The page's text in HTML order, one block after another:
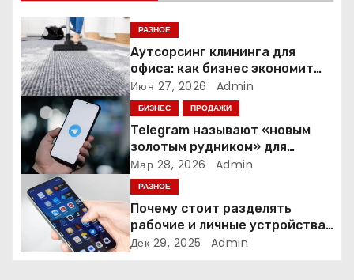
я
п
о
з
а
п
и
с
РАЗНОЕ
Аутсорсинг клининга для
офиса: как бизнес экономит
время и деньги на уборке
Июн 27, 2026 Admin
БИЗНЕС ПРОДАЖИ
Telegram называют «новым
золотым рудником» для
креаторов: как блогеры
создают онлайн-бизнес
Мар 28, 2026 Admin
РАЗНОЕ
Почему стоит разделять
рабочие и личные устройства
— и чем опасно всё смешивать
Дек 29, 2025 Admin